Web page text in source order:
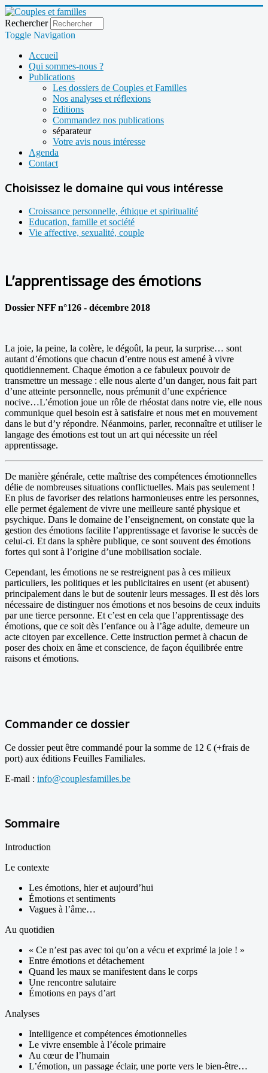
Rechercher
Toggle Navigation
Accueil
Qui sommes-nous ?
Publications
Les dossiers de Couples et Familles
Nos analyses et réflexions
Editions
Commandez nos publications
séparateur
Votre avis nous intéresse
Agenda
Contact
Choisissez le domaine qui vous intéresse
Croissance personnelle, éthique et spiritualité
Education, famille et société
Vie affective, sexualité, couple
L’apprentissage des émotions
Dossier NFF n°126 - décembre 2018
La joie, la peine, la colère, le dégoût, la peur, la surprise… sont
autant d’émotions que chacun d’entre nous est amené à vivre
quotidiennement. Chaque émotion a ce fabuleux pouvoir de
transmettre un message : elle nous alerte d’un danger, nous fait part
d’une atteinte personnelle, nous prémunit d’une expérience
nocive…L’émotion joue un rôle de rhéostat dans notre vie, elle nous
communique quel besoin est à satisfaire et nous met en mouvement
dans le but d’y répondre. Néanmoins, parler, reconnaître et utiliser le
langage des émotions est tout un art qui nécessite un réel
apprentissage.
De manière générale, cette maîtrise des compétences émotionnelles
délie de nombreuses situations conflictuelles. Mais pas seulement !
En plus de favoriser des relations harmonieuses entre les personnes,
elle permet également de vivre une meilleure santé physique et
psychique. Dans le domaine de l’enseignement, on constate que la
gestion des émotions facilite l’apprentissage et favorise le succès de
celui-ci. Et dans la sphère publique, ce sont souvent des émotions
fortes qui sont à l’origine d’une mobilisation sociale.
Cependant, les émotions ne se restreignent pas à ces milieux
particuliers, les politiques et les publicitaires en usent (et abusent)
principalement dans le but de soutenir leurs messages. Il est dès lors
nécessaire de distinguer nos émotions et nos besoins de ceux induits
par une tierce personne. Et c’est en cela que l’apprentissage des
émotions, que ce soit dès l’enfance ou à l’âge adulte, demeure un
acte citoyen par excellence. Cette instruction permet à chacun de
poser des choix en âme et conscience, de façon équilibrée entre
raisons et émotions.
Commander ce dossier
Ce dossier peut être commandé pour la somme de 12 € (+frais de
port) aux éditions Feuilles Familiales.
E-mail : info@couplesfamilles.be
Sommaire
Introduction
Le contexte
Les émotions, hier et aujourd’hui
Émotions et sentiments
Vagues à l’âme…
Au quotidien
« Ce n’est pas avec toi qu’on a vécu et exprimé la joie ! »
Entre émotions et détachement
Quand les maux se manifestent dans le corps
Une rencontre salutaire
Émotions en pays d’art
Analyses
Intelligence et compétences émotionnelles
Le vivre ensemble à l’école primaire
Au cœur de l’humain
L’émotion, un passage éclair, une porte vers le bien-être…